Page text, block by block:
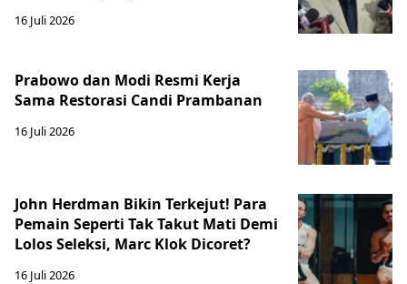
16 Juli 2026
Prabowo dan Modi Resmi Kerja
Sama Restorasi Candi Prambanan
16 Juli 2026
John Herdman Bikin Terkejut! Para
Pemain Seperti Tak Takut Mati Demi
Lolos Seleksi, Marc Klok Dicoret?
16 Juli 2026